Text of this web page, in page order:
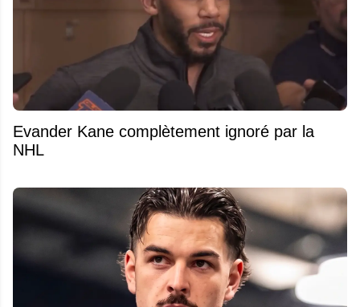
Evander Kane complètement ignoré par la
NHL